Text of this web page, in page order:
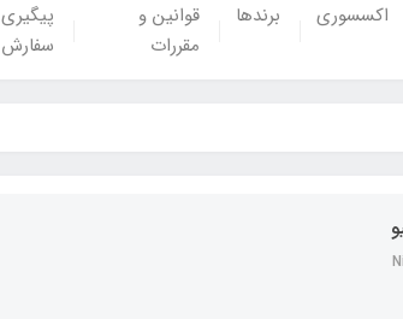
اکسسوری برندها
قوانین و
مقررات
پیگیری
سفارش